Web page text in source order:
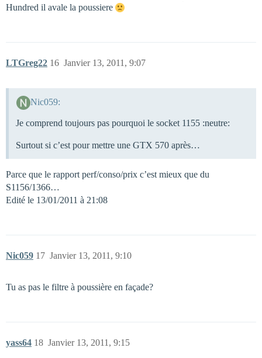
Hundred il avale la poussiere
LTGreg22 Janvier 13, 2011, 9:07
16
Nic059:
Je comprend toujours pas pourquoi le socket 1155 :neutre:
Surtout si c’est pour mettre une GTX 570 après…
Parce que le rapport perf/conso/prix c’est mieux que du
S1156/1366…
Edité le 13/01/2011 à 21:08
Nic059 Janvier 13, 2011, 9:10
17
Tu as pas le filtre à poussière en façade?
yass64 Janvier 13, 2011, 9:15
18